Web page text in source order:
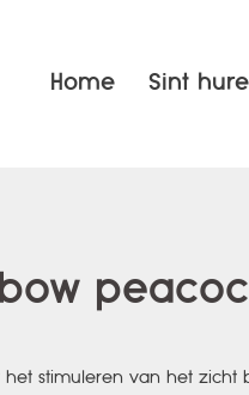
Home Sint
stimuleren van het